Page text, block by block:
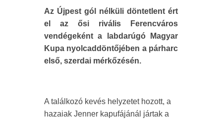
Az Újpest gól nélküli döntetlent ért
el az ősi rivális Ferencváros
vendégeként a labdarúgó Magyar
Kupa nyolcaddöntőjében a párharc
első, szerdai mérkőzésén.
A találkozó kevés helyzetet hozott, a
hazaiak Jenner kapufájánál jártak a